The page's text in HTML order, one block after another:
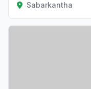
Sabarkantha